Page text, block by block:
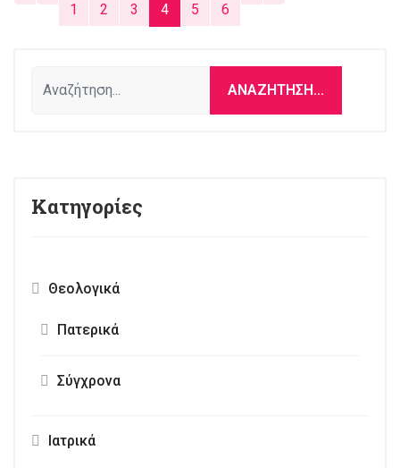
1 2 3 4 5 6
ΑΝΑΖΉΤΗΣΗ...
Κατηγορίες
Θεολογικά
Πατερικά
Σύγχρονα
Ιατρικά